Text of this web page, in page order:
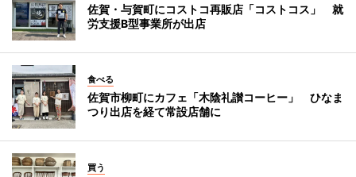
佐賀・与賀町にコストコ再販店「コストコス」 就
労支援B型事業所が出店
食べる
佐賀市柳町にカフェ「木陰礼讃コーヒー」 ひなま
つり出店を経て常設店舗に
買う